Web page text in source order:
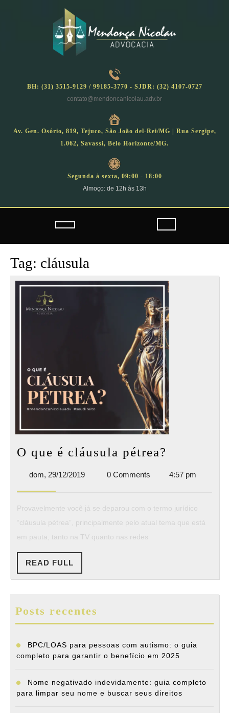
BH: (31) 3515-9129 / 99185-3770 - SJDR: (32) 4107-0727
contato@mendoncanicolau.adv.br
Av. Gen. Osório, 819, Tejuco, São João del-Rei/MG | Rua Sergipe,
1.062, Savassi, Belo Horizonte/MG.
Segunda à sexta, 09:00 - 18:00
Almoço: de 12h às 13h
Open
Button
Tag: cláusula
O que é cláusula pétrea?
pétrea?
dom, 29/12/2019dom,
0 Comments 4:57 pm
Provavelmente você já se deparou com o termo jurídico
“cláusula pétrea”, principalmente pelo atual tema que está
em pauta, tanto na TV quanto nas redes
READ FULL
FULL
Posts recentes
BPC/LOAS para pessoas com autismo: o guia
completo para garantir o benefício em 2025
Nome negativado indevidamente: guia completo
para limpar seu nome e buscar seus direitos